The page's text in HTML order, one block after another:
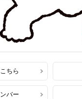
ちら
バー